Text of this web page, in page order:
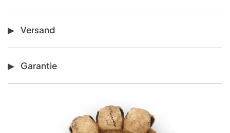
Versand
Garantie